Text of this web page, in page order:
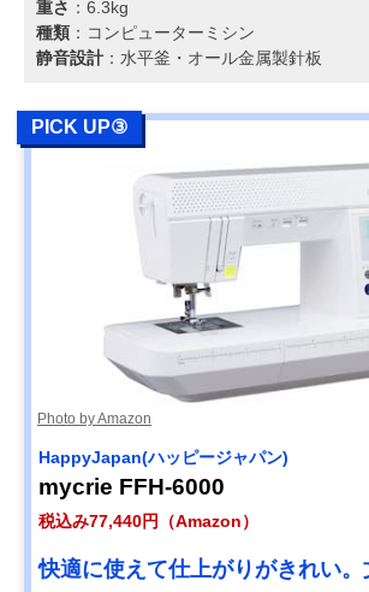
重さ ：6.3kg
種類 ：コンピューターミシン
静音設計 ：水平釜・オール金属製針板
PICK UP③
Photo by Amazon
HappyJapan(ハッピージャパン)
mycrie FFH-6000
税込み77,440円（Amazon）
快適に使えて仕上がりがきれい。